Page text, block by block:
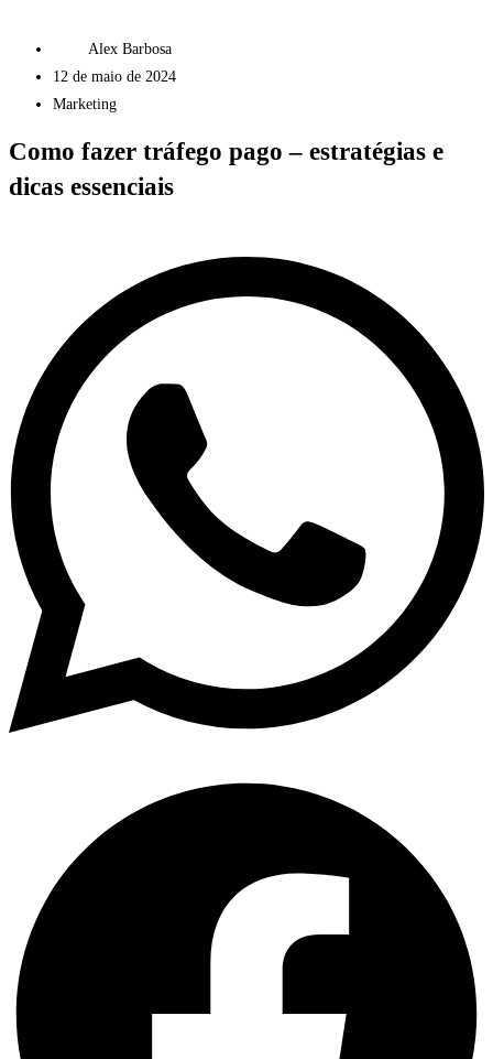
Alex Barbosa
12 de maio de 2024
Marketing
Como fazer tráfego pago – estratégias e
dicas essenciais